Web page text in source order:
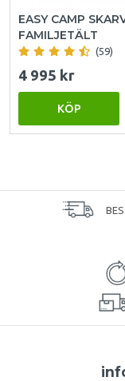
EASY CAMP
FAMILJETÄLT
(59)
4 995 kr
KÖP